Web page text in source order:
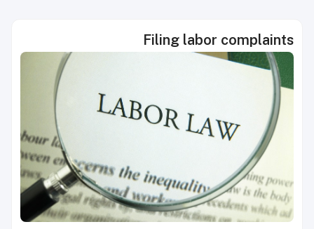
Filing labor complaints